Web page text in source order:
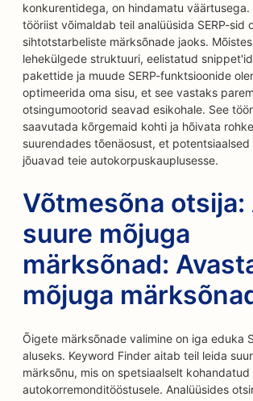
konkurentidega, on hindamatu väärtusega.
tööriist võimaldab teil analüüsida SERP-sid
sihtotstarbeliste märksõnade jaoks.
lehekülgede struktuuri, eelistatud
pakettide ja muude SERP-funktsioonide
optimeerida oma sisu, et see vastaks
otsingumootorid seavad esikohale. See
saavutada kõrgemaid kohti ja hõivata
suurendades tõenäosust, et potentsiaalsed
jõuavad teie autokorpuskauplusesse.
Võtmesõna otsija:
suure mõjuga
märksõnad:
mõjuga
Õigete märksõnade valimine on iga eduka
aluseks. Keyword Finder aitab teil leida
märksõnu, mis on spetsiaalselt kohandatud
autokorremonditööstusele. Analüüsides